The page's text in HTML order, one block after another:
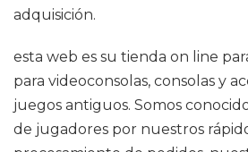
adquisición.
esta web es su tienda on line
para videoconsolas, consolas y
juegos antiguos. Somos
de jugadores por nuestros